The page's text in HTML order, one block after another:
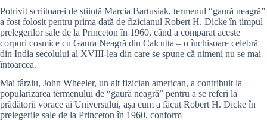
Potrivit scriitoarei de știință Marcia Bartusiak, termenul “gaură neagră”
a fost folosit pentru prima dată de fizicianul Robert H. Dicke în timpul
prelegerilor sale de la Princeton în 1960, când a comparat aceste
corpuri cosmice cu Gaura Neagră din Calcutta – o închisoare celebră
din India secolului al XVIII-lea din care se spune că nimeni nu se mai
întoarcea.
Mai târziu, John Wheeler, un alt fizician american, a contribuit la
popularizarea termenului de “gaură neagră” pentru a se referi la
prădătorii vorace ai Universului, așa cum a făcut Robert H. Dicke în
prelegerile sale de la Princeton în 1960, conform